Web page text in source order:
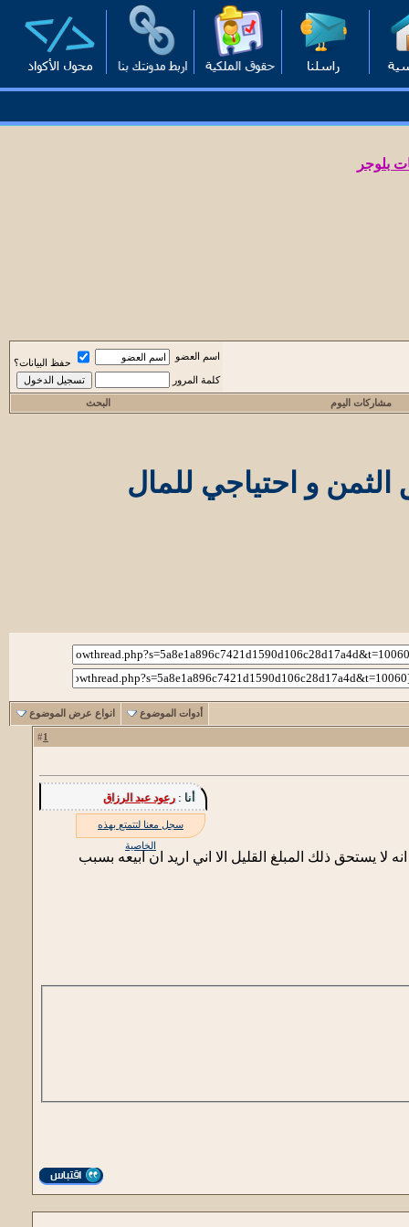
بلوجر
اسم العضو
حفظ البيانات؟
كلمة المرور
مشاركات اليوم البحث
أدوات الموضوع انواع عرض الموضوع
1
أنا :رعود عبد الرزاق
سجل معنا لتتمتع بهذه
الخاصية
انا رعود عبد الرزاق لن تندموا على اقتناءه سوف ابيعه ب 2 دولار رغم انه لا يستحق ذلك المبلغ القليل الا اني اريد ان ابيعه بسبب